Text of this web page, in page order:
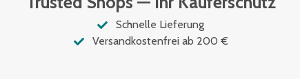
Schnelle Lieferung
Versandkostenfrei ab 200 €